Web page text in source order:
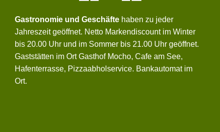
Gastronomie und Geschäfte haben zu jeder
Jahreszeit geöffnet. Netto Markendiscount im Winter
bis 20.00 Uhr und im Sommer bis 21.00 Uhr geöffnet.
Gaststätten im Ort Gasthof Mocho, Cafe am See,
Hafenterrasse, Pizzaabholservice. Bankautomat im
Ort.